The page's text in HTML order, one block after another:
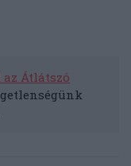
az Átlátszó